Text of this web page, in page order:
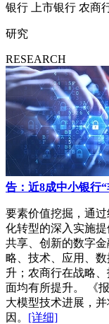
银行
上市银行 农商
研究
RESEARCH
告：近8成中小银行
要素价值挖掘，通
化转型的深入实施提
共享、创新的数字
略、技术、应用、
升；农商行在战略
面均有所提升。 《
大模型技术进展，
因。 [详细]